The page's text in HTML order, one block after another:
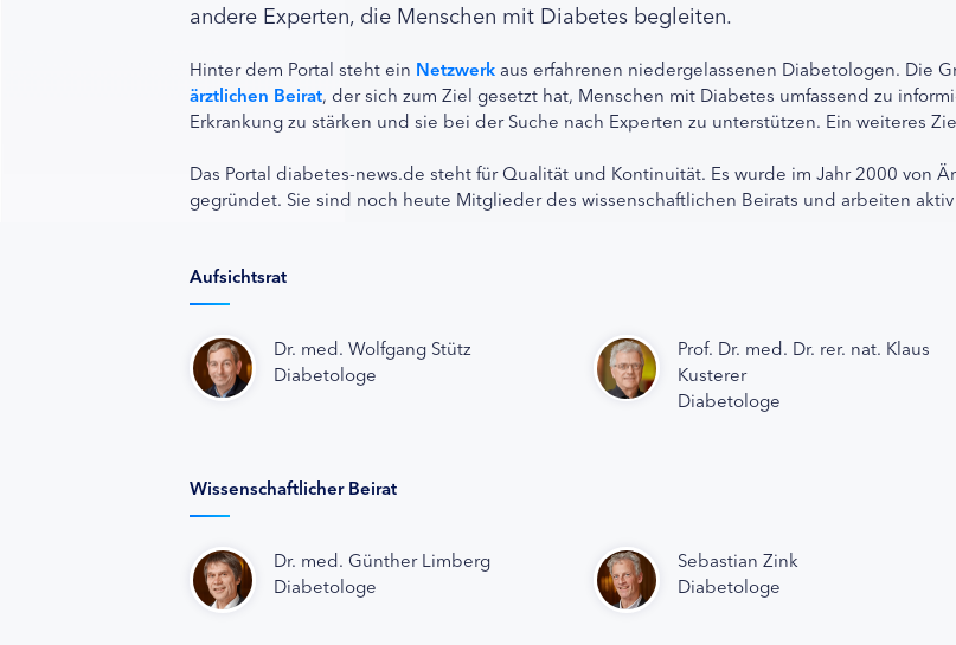
andere Experten, die Menschen mit Diabetes begleiten.
Hinter dem Portal steht ein Netzwerk aus erfahrenen niedergelassenen Diabetologen. Die
ärztlichen Beirat, der sich zum Ziel gesetzt hat, Menschen mit Diabetes umfassend zu
Erkrankung zu stärken und sie bei der Suche nach Experten zu unterstützen. Ein weiteres
Das Portal diabetes-news.de steht für Qualität und Kontinuität. Es wurde im Jahr 2000 von
gegründet. Sie sind noch heute Mitglieder des wissenschaftlichen Beirats und arbeiten
Aufsichtsrat
Dr. med. Wolfgang Stütz
Diabetologe
Prof. Dr. med. Dr. rer. nat. Klaus
Kusterer
Diabetologe
Wissenschaftlicher Beirat
Dr. med. Günther Limberg
Diabetologe
Sebastian Zink
Diabetologe